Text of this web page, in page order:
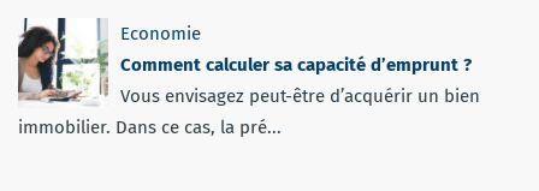
Economie
Comment calculer sa capacité d’emprunt ?
Vous envisagez peut-être d’acquérir un bien
immobilier. Dans ce cas, la pré...